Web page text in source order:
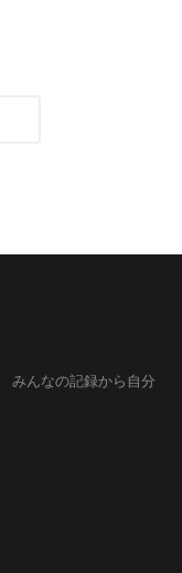
みんなの記録から自分